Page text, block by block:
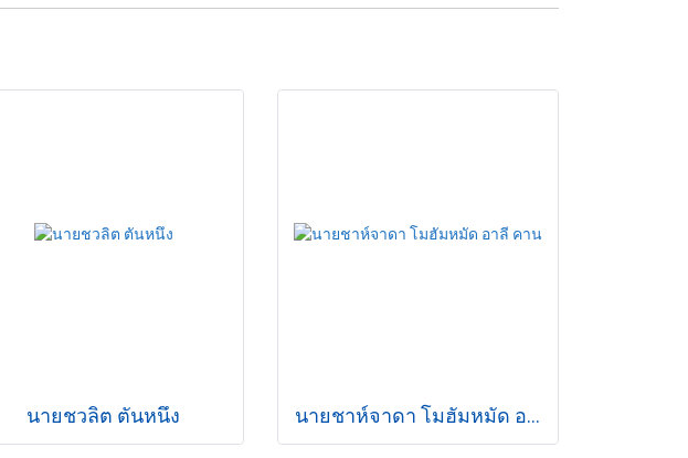
นายชวลิต ตันหนึง นายชาห์จาดา โมฮัมหมัด อาลี คาน